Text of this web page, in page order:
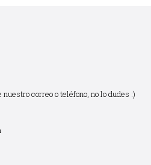
correo o teléfono, no lo dudes :)